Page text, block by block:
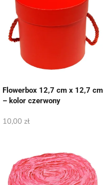
Flowerbox 12,7 cm x 12,7 cm
– kolor czerwony
10,00 zł